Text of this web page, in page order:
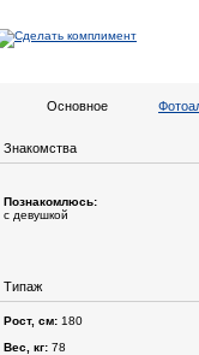
Основное
Знакомства
Познакомлюсь:
с девушкой
Типаж
Рост, см: 180
Вес, кг: 78